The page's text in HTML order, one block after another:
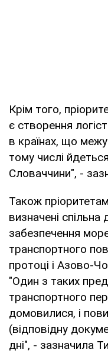
Крім того,
є створення
в країнах, що
тому числі
Словаччини", -
Також
визначені спільна
забезпечення
транспортного
протоці і Азово-
"Один з таких
транспортного
домовилися, і
(відповідну
дні", - зазначила